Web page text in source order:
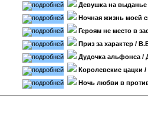
Девушка на выданье
Ночная жизнь моей
Героям не место в
Приз за характер /
Дудочка альфонса /
Королевские цацки /
Ночь любви в